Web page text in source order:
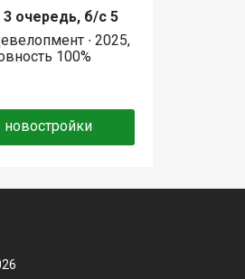
очередь, б/с 5
∙ 2025,
100%
новостройки